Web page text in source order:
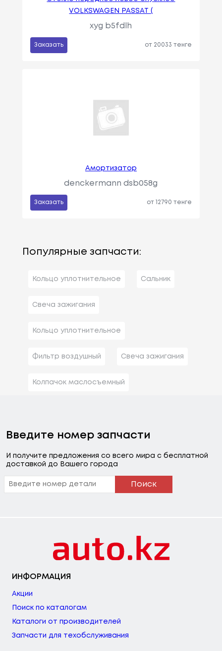
VOLKSWAGEN PASSAT (
xyg b5fdlh
Заказать от 20033 тенге
Амортизатор
denckermann dsb058g
Заказать от 12790 тенге
Популярные запчасти:
Кольцо уплотнительное Сальник
Свеча зажигания
Кольцо уплотнительное
Фильтр воздушный Свеча зажигания
Колпачок маслосъемный
Введите номер запчасти
И получите предложения со всего мира с бесплатной
доставкой до Вашего города
Поиск
ИНФОРМАЦИЯ
Акции
Поиск по каталогам
Каталоги от производителей
Запчасти для техобслуживания